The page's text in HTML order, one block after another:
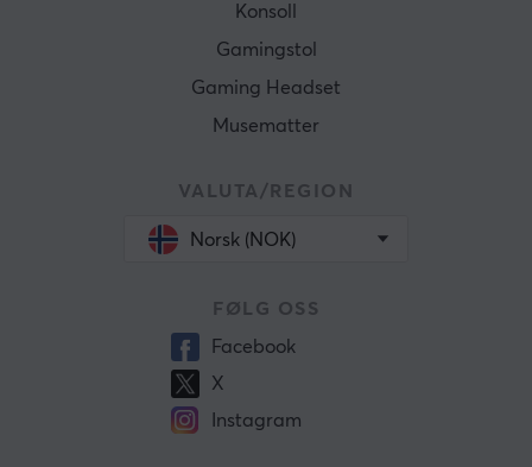
Konsoll
Gamingstol
Gaming Headset
Musematter
VALUTA/REGION
Norsk (NOK)
FØLG OSS
Facebook
X
Instagram